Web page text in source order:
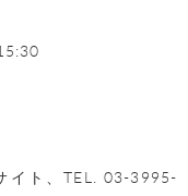
イト、TEL. 03-3995-